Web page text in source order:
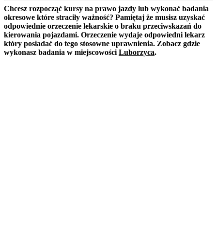
Chcesz rozpocząć kursy na prawo jazdy lub wykonać badania
okresowe które straciły ważność? Pamiętaj że musisz uzyskać
odpowiednie orzeczenie lekarskie o braku przeciwskazań do
kierowania pojazdami. Orzeczenie wydaje odpowiedni lekarz
który posiadać do tego stosowne uprawnienia. Zobacz gdzie
wykonasz badania w miejscowości Luborzyca.